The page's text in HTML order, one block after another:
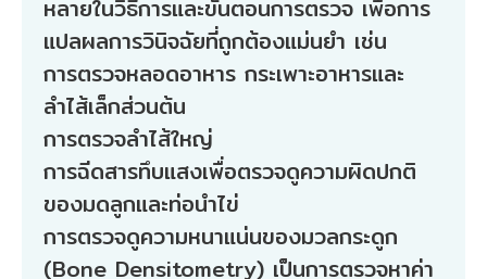
หลายในวิธีการและขั้นตอนการตรวจ เพื่อการ
แปลผลการวินิจฉัยที่ถูกต้องแม่นยำ เช่น
การตรวจหลอดอาหาร กระเพาะอาหารและ
ลำไส้เล็กส่วนต้น
การตรวจลำไส้ใหญ่
การฉีดสารทึบแสงเพื่อตรวจดูความผิดปกติ
ของมดลูกและท่อนำไข่
การตรวจดูความหนาแน่นของมวลกระดูก
(Bone Densitometry) เป็นการตรวจหาค่า